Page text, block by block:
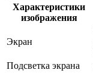
Характеристики
изображения
Экран
Подсветка экрана